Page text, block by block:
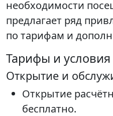
необходимости
предлагает ряд
по тарифам и
Тарифы и
Открытие и
Открытие
бесплатно.